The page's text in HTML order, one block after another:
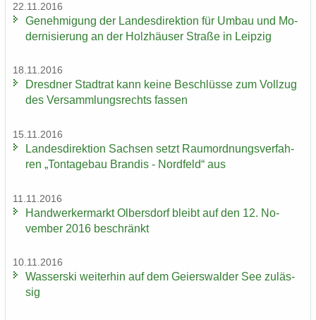
22.11.2016
Ge­neh­mi­gung der Lan­des­di­rek­ti­on für Umbau und Mo­
der­ni­sie­rung an der Holz­häu­ser Stra­ße in Leip­zig
18.11.2016
Dresd­ner Stadt­rat kann keine Be­schlüs­se zum Voll­zug
des Ver­samm­lungs­rechts fas­sen
15.11.2016
Lan­des­di­rek­ti­on Sach­sen setzt Raum­ord­nungs­ver­fah­
ren „Ton­ta­ge­bau Bran­dis - Nord­feld“ aus
11.11.2016
Hand­wer­ker­markt Ol­bers­dorf bleibt auf den 12. No­
vem­ber 2016 be­schränkt
10.11.2016
Was­ser­ski wei­ter­hin auf dem Gei­ers­wal­der See zu­läs­
sig